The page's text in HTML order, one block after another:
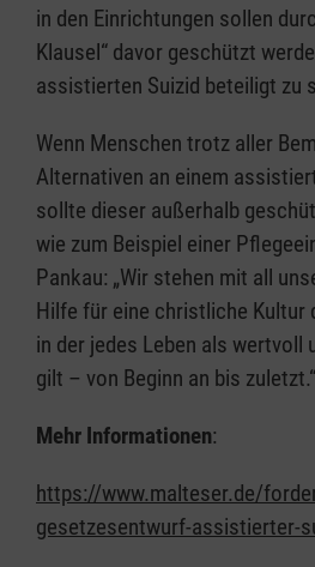
in den Einrichtungen sollen
Klausel“ davor geschützt
assistierten Suizid beteiligt zu
Wenn Menschen trotz aller
Alternativen an einem
sollte dieser außerhalb
wie zum Beispiel einer
Pankau: „Wir stehen mit all
Hilfe für eine christliche Kultur
in der jedes Leben als wertvoll
gilt – von Beginn an bis zuletzt.“
Mehr Informationen:
https://www.malteser.de/
gesetzesentwurf-assistierter-